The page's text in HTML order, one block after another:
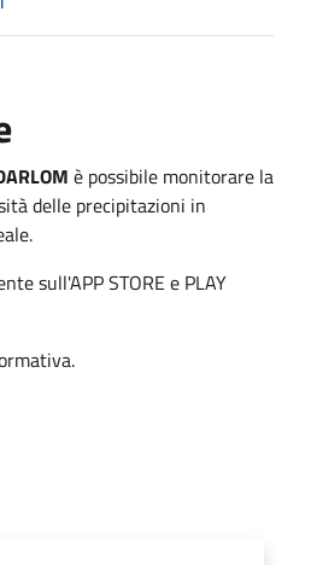
è possibile monitorare la
delle precipitazioni in
sull'APP STORE e PLAY